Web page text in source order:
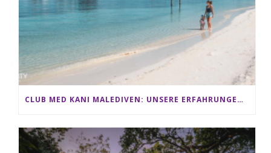
CLUB MED KANI MALEDIVEN: UNSERE ERFAHRUNGEN IM ALL-INCLUSIVE PARADIES